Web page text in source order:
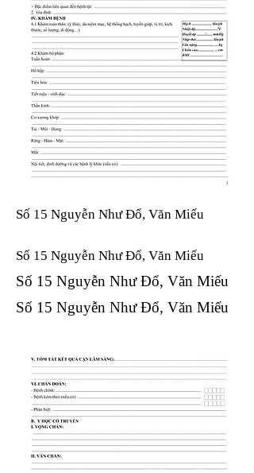
Số 15 Nguyễn Như Đổ, Văn Miếu
Số 15 Nguyễn Như Đổ, Văn Miếu​​​​
Số 15 Nguyễn Như Đổ, Văn Miếu​​​​
Số 15 Nguyễn Như Đổ, Văn Miếu​​​​